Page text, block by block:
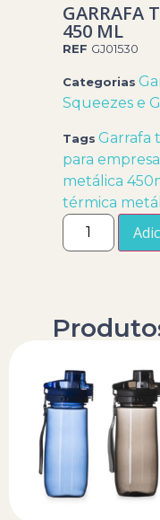
GARRAFA
450 ML
REF GJ01530
Categorias
Squeezes e
Tags Garrafa
para
metálica
térmica